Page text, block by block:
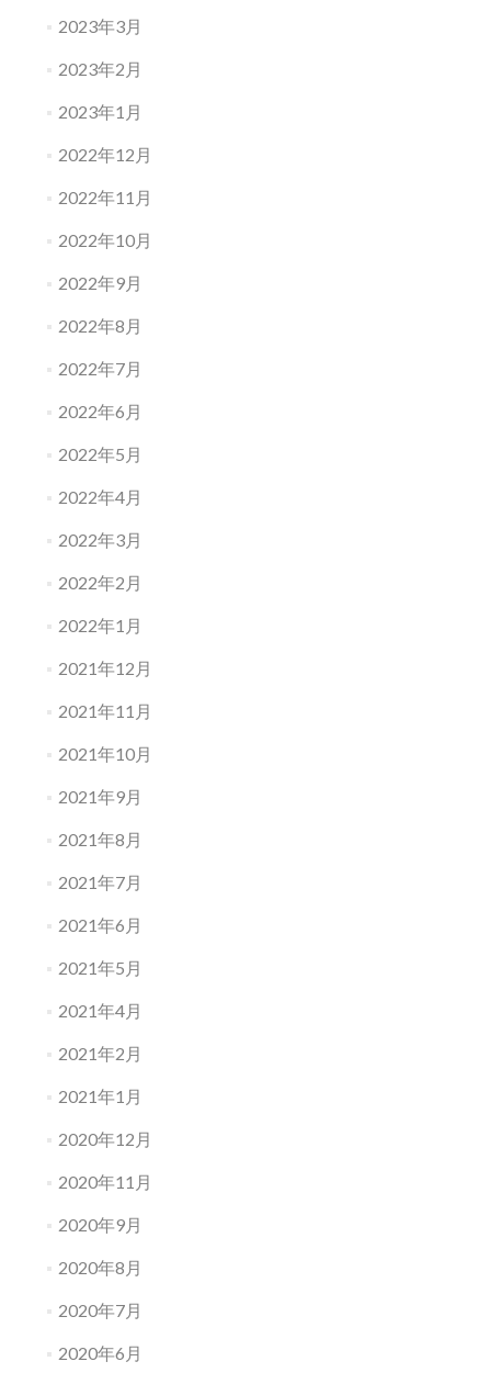
2023年3月
2023年2月
2023年1月
2022年12月
2022年11月
2022年10月
2022年9月
2022年8月
2022年7月
2022年6月
2022年5月
2022年4月
2022年3月
2022年2月
2022年1月
2021年12月
2021年11月
2021年10月
2021年9月
2021年8月
2021年7月
2021年6月
2021年5月
2021年4月
2021年2月
2021年1月
2020年12月
2020年11月
2020年9月
2020年8月
2020年7月
2020年6月